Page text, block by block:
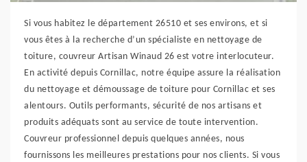
Si vous habitez le département 26510 et ses environs, et si
vous êtes à la recherche d’un spécialiste en nettoyage de
toiture, couvreur Artisan Winaud 26 est votre interlocuteur.
En activité depuis Cornillac, notre équipe assure la réalisation
du nettoyage et démoussage de toiture pour Cornillac et ses
alentours. Outils performants, sécurité de nos artisans et
produits adéquats sont au service de toute intervention.
Couvreur professionnel depuis quelques années, nous
fournissons les meilleures prestations pour nos clients. Si vous